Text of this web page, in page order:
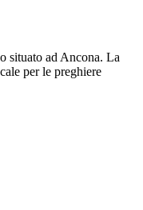
situato ad Ancona. La
per le preghiere